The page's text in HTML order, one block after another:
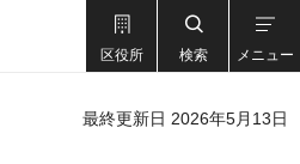
区役所 検索 メニュー
最終更新日 2026年5月13日